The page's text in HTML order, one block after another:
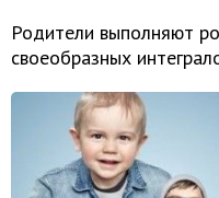
Родители выполняют
своеобразных